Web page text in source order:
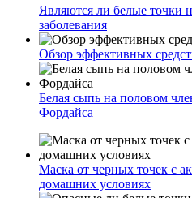
Являются ли белые точки
заболевания
Обзор эффективных
Белая сыпь на половом
Фордайса
Маска от черных точек с
домашних условиях